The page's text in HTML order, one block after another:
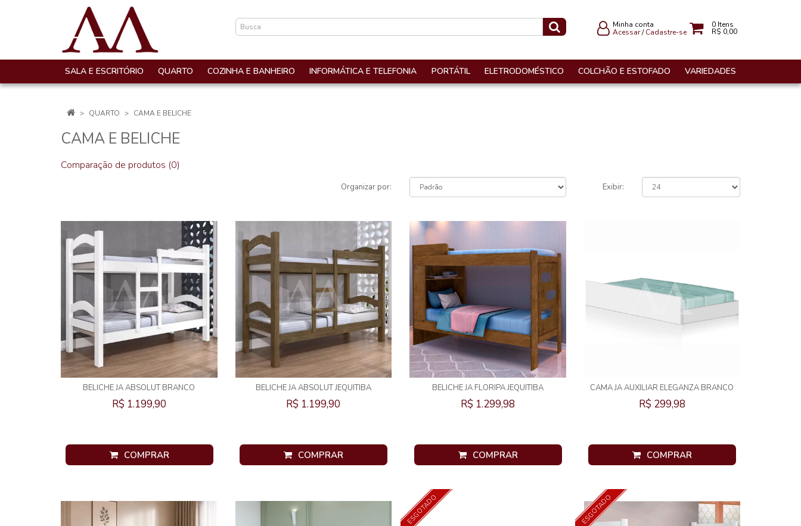
Minha conta
Acessar/Cadastre-se
0 Itens
R$ 0,00
SALA E ESCRITÓRIO QUARTO COZINHA E BANHEIRO INFORMÁTICA E TELEFONIA PORTÁTIL ELETRODOMÉSTICO COLCHÃO E ESTOFADO VARIEDADES
QUARTO CAMA E BELICHE
CAMA E BELICHE
Comparação de produtos (0)
Organizar por: Exibir:
BELICHE JA ABSOLUT BRANCO
R$ 1.199,90
COMPRAR
BELICHE JA ABSOLUT JEQUITIBA
R$ 1.199,90
COMPRAR
BELICHE JA FLORIPA JEQUITIBA
R$ 1.299,98
COMPRAR
CAMA JA AUXILIAR ELEGANZA BRANCO
R$ 299,98
COMPRAR
ESGOTADO ESGOTADO